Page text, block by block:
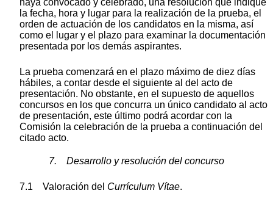
la fecha, hora y lugar para la realización de la prueba, el
orden de actuación de los candidatos en la misma, así
como el lugar y el plazo para examinar la documentación
presentada por los demás aspirantes.
La prueba comenzará en el plazo máximo de diez días
hábiles, a contar desde el siguiente al del acto de
presentación. No obstante, en el supuesto de aquellos
concursos en los que concurra un único candidato al acto
de presentación, este último podrá acordar con la
Comisión la celebración de la prueba a continuación del
citado acto.
7. Desarrollo y resolución del concurso
7.1 Valoración del Currículum Vítae.